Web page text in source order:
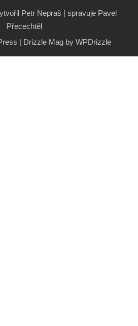
Petr Nepraš | spravuje Pavel
Přecechtěl
| Drizzle Mag by WPDrizzle